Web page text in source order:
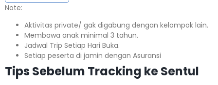
Note:⁣⁣
Aktivitas private/ gak digabung dengan kelompok lain.
Membawa anak minimal 3 tahun.⁣⁣
Jadwal Trip Setiap Hari Buka.⁣⁣
Setiap peserta di jamin dengan Asuransi ⁣⁣
Tips Sebelum Tracking ke Sentul